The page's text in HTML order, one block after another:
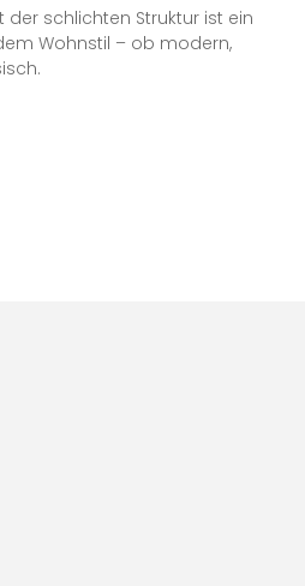
schlichten Struktur ist ein
Wohnstil – ob modern,